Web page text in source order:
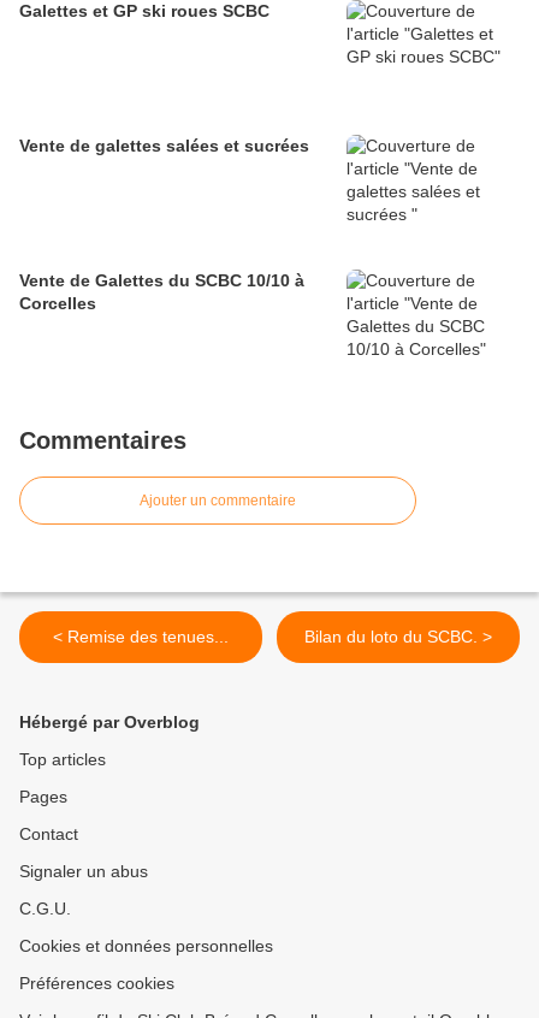
Galettes et GP ski roues SCBC
Vente de galettes salées et sucrées
Vente de Galettes du SCBC 10/10 à
Corcelles
Commentaires
Ajouter un commentaire
< Remise des tenues... Bilan du loto du SCBC. >
Hébergé par Overblog
Top articles
Pages
Contact
Signaler un abus
C.G.U.
Cookies et données personnelles
Préférences cookies